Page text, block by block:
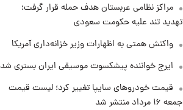
مراکز نظامی عربستان هدف حمله قرار گرفت؛
تهدید تند علیه حکومت سعودی
واکنش همتی به اظهارات وزیر خزانه‌داری آمریکا
ایرج خواننده پیشکسوت موسیقی ایران بستری شد
قیمت خودروهای سایپا تغییر کرد؛ لیست قیمت
جمعه ۱۶ مرداد منتشر شد